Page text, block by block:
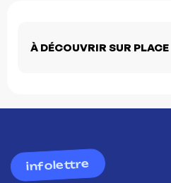
À DÉCOUVRIR SUR PLACE
infolettre